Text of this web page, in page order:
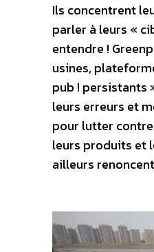
Ils concentrent
parler à leurs «
entendre !
usines,
pub ! persistants
leurs erreurs et
pour lutter
leurs produits et
ailleurs